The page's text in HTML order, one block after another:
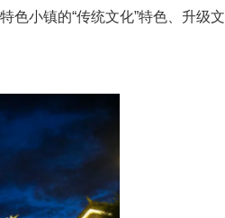
小镇的“传统文化”特色、升级文